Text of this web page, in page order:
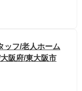
ッフ/老人ホーム
阪府/東大阪市